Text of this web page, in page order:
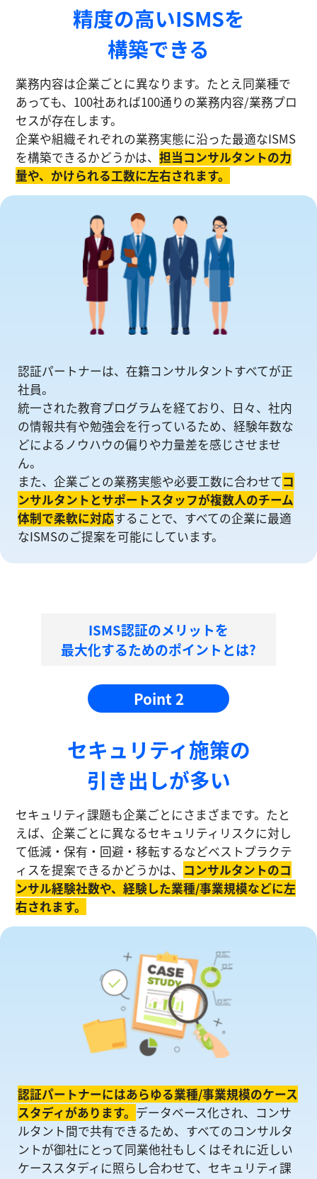
精度の⾼いISMSを
構築できる
業務内容は企業ごとに異なります。たとえ同業種で
あっても、100社あれば100通りの業務内容/業務プロ
セスが存在します。
企業や組織それぞれの業務実態に沿った最適なISMS
を構築できるかどうかは、担当コンサルタントの⼒
量や、かけられる工数に左右されます。
認証パートナーは、在籍コンサルタントすべてが正
社員。
統一された教育プログラムを経ており、日々、社内
の情報共有や勉強会を⾏っているため、経験年数な
どによるノウハウの偏りや⼒量差を感じさせませ
ん。
また、企業ごとの業務実態や必要工数に合わせてコ
ンサルタントとサポートスタッフが複数人のチーム
体制で柔軟に対応することで、すべての企業に最適
なISMSのご提案を可能にしています。
ISMS認証のメリットを
最大化するためのポイントとは?
Point 2
セキュリティ施策の
引き出しが多い
セキュリティ課題も企業ごとにさまざまです。たと
えば、企業ごとに異なるセキュリティリスクに対し
て低減・保有・回避・移転するなどベストプラクテ
ィスを提案できるかどうかは、 コンサルタントのコ
ンサル経験社数や、経験した業種/事業規模などに左
右されます。
認証パートナーにはあらゆる業種/事業規模のケース
スタディがあります。 データベース化され、コンサ
ルタント間で共有できるため、すべてのコンサルタ
ントが御社にとって同業他社もしくはそれに近しい
ケーススタディに照らし合わせて、セキュリティ課